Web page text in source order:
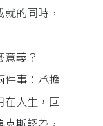
的同時，
義？
件事：承擔
在人生，回